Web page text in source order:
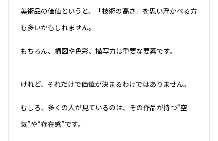
美術品の価値というと、「技術の高さ」を思い浮かべる方
も多いかもしれません。
もちろん、構図や色彩、描写力は重要な要素です。
けれど、それだけで価値が決まるわけではありません。
むしろ、多くの人が見ているのは、その作品が持つ“空
気”や“存在感”です。